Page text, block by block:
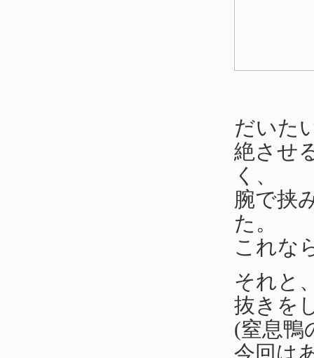
だいた
絶させ
く、
腕で挟
た。
これな
それと
抜きを
(窒息鴨
今回は